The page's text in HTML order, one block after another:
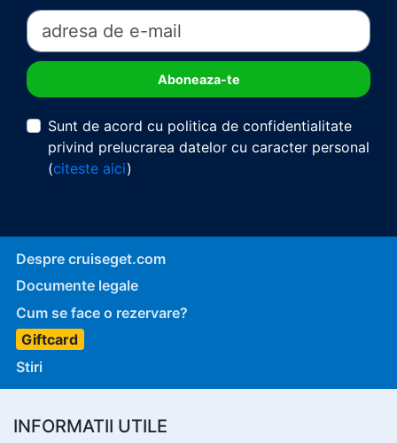
Sunt de acord cu politica de confidentialitate
privind prelucrarea datelor cu caracter personal
(citeste aici)
Despre cruiseget.com
Documente legale
Cum se face o rezervare?
Giftcard
Stiri
INFORMATII UTILE